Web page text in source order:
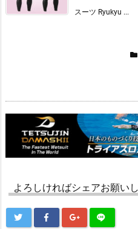
スーツ Ryukyu ...
よろしければシェアお願い